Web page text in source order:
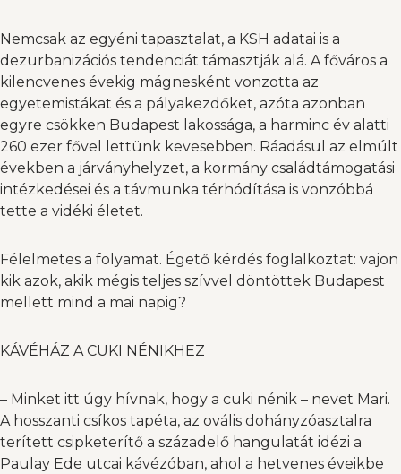
Nemcsak az egyéni tapasztalat, a KSH adatai is a
dezurbanizációs tendenciát támasztják alá. A főváros a
kilencvenes évekig mágnesként vonzotta az
egyetemistákat és a pályakezdőket, azóta azonban
egyre csökken Budapest lakossága, a harminc év alatti
260 ezer fővel lettünk kevesebben. Ráadásul az elmúlt
években a járványhelyzet, a kormány családtámogatási
intézkedései és a távmunka térhódítása is vonzóbbá
tette a vidéki életet.
Félelmetes a folyamat. Égető kérdés foglalkoztat: vajon
kik azok, akik mégis teljes szívvel döntöttek Budapest
mellett mind a mai napig?
KÁVÉHÁZ A CUKI NÉNIKHEZ
– Minket itt úgy hívnak, hogy a cuki nénik – nevet Mari.
A hosszanti csíkos tapéta, az ovális dohányzóasztalra
terített csipketerítő a századelő hangulatát idézi a
Paulay Ede utcai kávézóban, ahol a hetvenes éveikbe